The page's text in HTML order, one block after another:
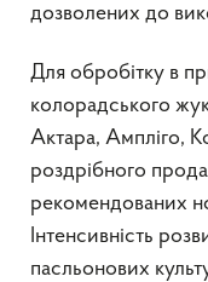
дозволених до
Для обробітку в
колорадського
Актара, Ампліго,
роздрібного
рекомендованих
Інтенсивність
пасльонових